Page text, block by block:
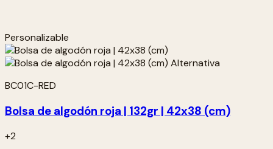
Personalizable
BC01C-RED
Bolsa de algodón roja | 132gr | 42x38 (cm)
+2